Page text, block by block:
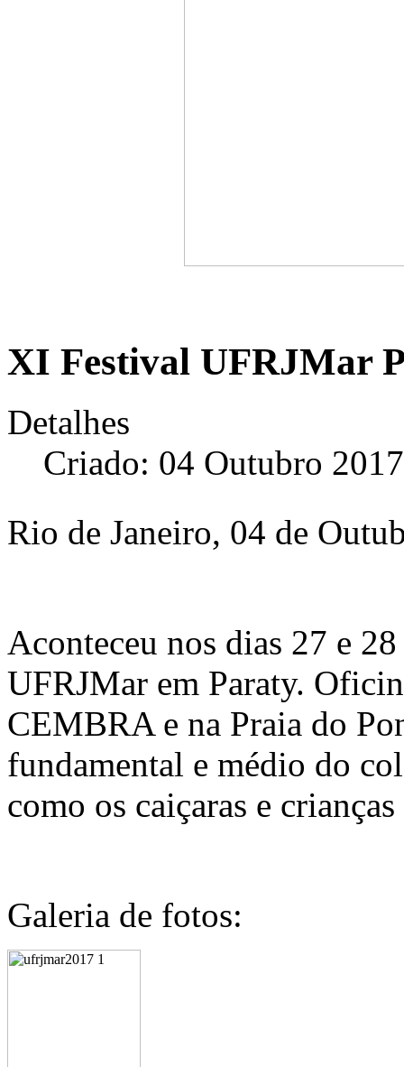
XI Festival UFRJMar
Detalhes
Criado: 04 Outubro 2017
Rio de Janeiro, 04 de
Aconteceu nos dias 27 e
UFRJMar em Paraty.
CEMBRA e na Praia do
fundamental e médio do
como os caiçaras e
Galeria de fotos: